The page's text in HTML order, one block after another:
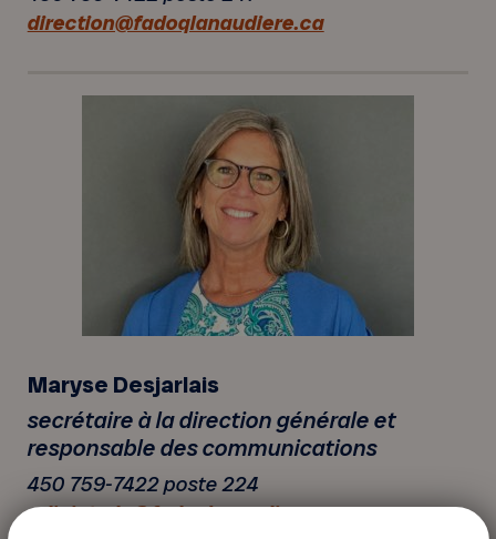
direction@fadoqlanaudiere.ca
Maryse Desjarlais
secrétaire à la direction générale et
responsable des communications
450 759-7422 poste 224
adjointedg@fadoqlanaudiere.ca